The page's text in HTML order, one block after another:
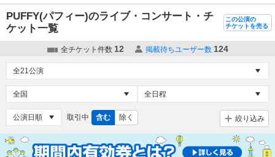
PUFFY(パフィー)のライブ・コンサート・チ
ケット一覧
この公演の
チケットを売る
全チケット件数 12 掲載待ちユーザー数 124
取引中 含む 除く 絞り込み